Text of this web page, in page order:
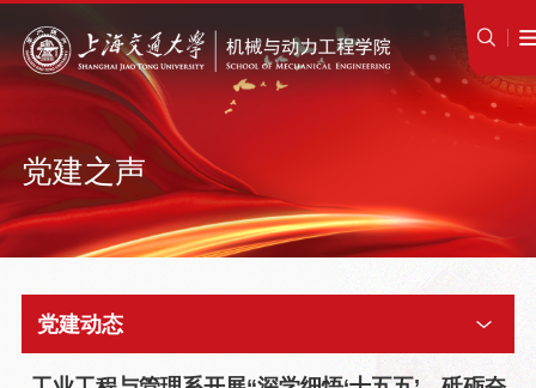
党建之声
党建动态